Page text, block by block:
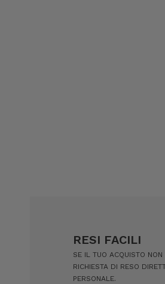
RESI FACILI
SE IL TUO ACQUISTO
RICHIESTA DI RESO
PERSONALE.